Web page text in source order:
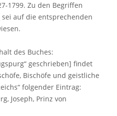
1799. Zu den Begriffen
sei auf die entsprechenden
des Buches:
geschrieben] findet
Bischöfe und geistliche
folgender Eintrag:
Joseph, Prinz von